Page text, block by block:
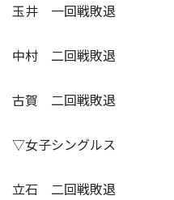
玉井 一回戦敗退
中村 二回戦敗退
古賀 二回戦敗退
▽女子シングルス
立石 二回戦敗退